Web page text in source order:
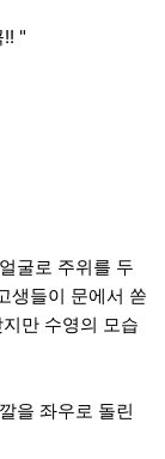
!! "
굴로 주위를 두
생들이 문에서 쏟
만 수영의 모습
을 좌우로 돌린